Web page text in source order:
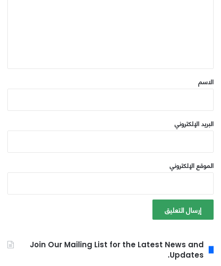
*
الاسم
البريد الإلكتروني
الموقع الإلكتروني
Join Our Mailing List for the Latest News and
Updates.